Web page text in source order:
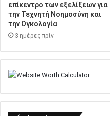
επίκεντρο των εξελίξεων για
την Τεχνητή Νοημοσύνη και
την Ογκολογία
3 ημέρες πρίν